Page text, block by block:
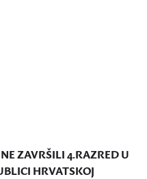
ZAVRŠILI 4.RAZRED U
HRVATSKOJ